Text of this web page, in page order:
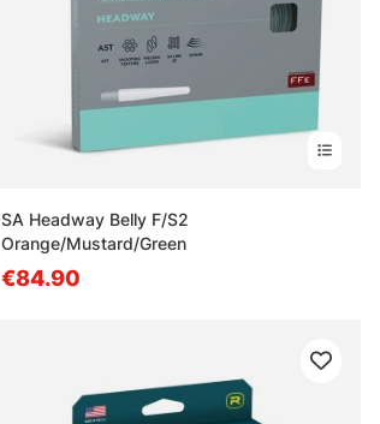
SA Headway Belly F/S2
Orange/Mustard/Green
€84.90